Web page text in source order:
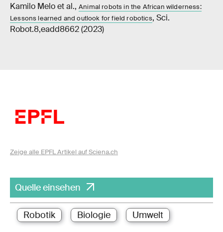
Kamilo Melo et al., Animal robots in the African wilderness:
Lessons learned and outlook for field robotics, Sci.
Robot.8,eadd8662 (2023)
Zeige alle EPFL Artikel auf Sciena.ch
Quelle einsehen
Robotik Biologie Umwelt